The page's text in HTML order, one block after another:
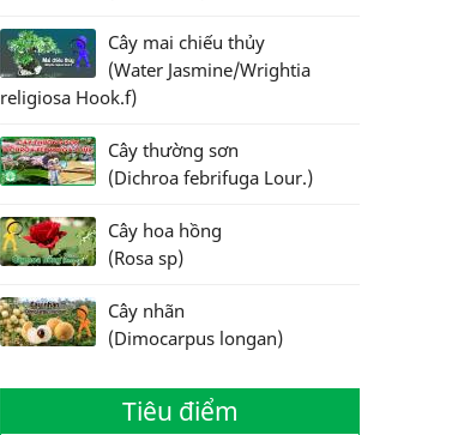
Cây mai chiếu thủy
(Water Jasmine/Wrightia
religiosa Hook.f)
Cây thường sơn
(Dichroa febrifuga Lour.)
Cây hoa hồng
(Rosa sp)
Cây nhãn
(Dimocarpus longan)
Tiêu điểm